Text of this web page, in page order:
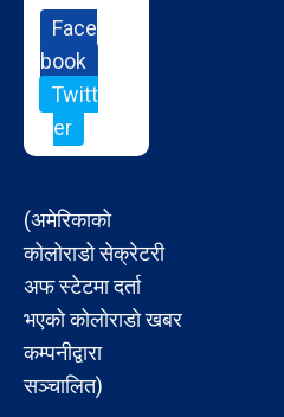
Face
book
Twitt
er
(अमेरिकाको
कोलोराडो सेक्रेटरी
अफ स्टेटमा दर्ता
भएको कोलोराडो खबर
कम्पनीद्वारा
सञ्चालित)